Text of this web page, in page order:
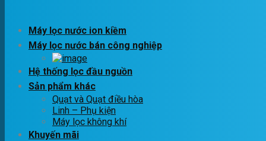
Máy lọc nước ion kiềm
Máy lọc nước bán công nghiệp
Hệ thống lọc đầu nguồn
Sản phẩm khác
Quạt và Quạt điều hòa
Linh – Phụ kiện
Máy lọc không khí
Khuyến mãi